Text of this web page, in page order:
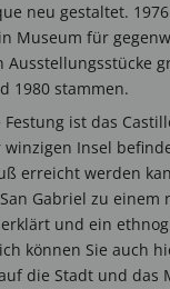
neu gestaltet.
Museum für
Ausstellungsstücke
1980 stammen.
ist das
Insel
erreicht werden
Gabriel zu einem
und ein
können Sie auch
die Stadt und das